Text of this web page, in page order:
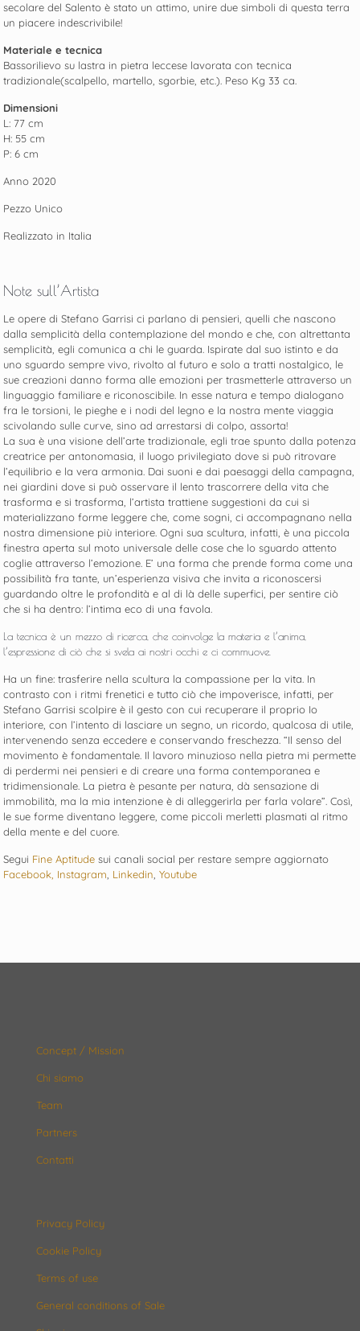
secolare del Salento è stato un attimo, unire due simboli di questa terra
un piacere indescrivibile!
Materiale e tecnica
Bassorilievo su lastra in pietra leccese lavorata con tecnica
tradizionale(scalpello, martello, sgorbie, etc.). Peso Kg 33 ca.
Dimensioni
L: 77 cm
H: 55 cm
P: 6 cm
Anno 2020
Pezzo Unico
Realizzato in Italia
Note sull’Artista
Le opere di Stefano Garrisi ci parlano di pensieri, quelli che nascono
dalla semplicità della contemplazione del mondo e che, con altrettanta
semplicità, egli comunica a chi le guarda. Ispirate dal suo istinto e da
uno sguardo sempre vivo, rivolto al futuro e solo a tratti nostalgico, le
sue creazioni danno forma alle emozioni per trasmetterle attraverso un
linguaggio familiare e riconoscibile. In esse natura e tempo dialogano
fra le torsioni, le pieghe e i nodi del legno e la nostra mente viaggia
scivolando sulle curve, sino ad arrestarsi di colpo, assorta!
La sua è una visione dell’arte tradizionale, egli trae spunto dalla potenza
creatrice per antonomasia, il luogo privilegiato dove si può ritrovare
l’equilibrio e la vera armonia. Dai suoni e dai paesaggi della campagna,
nei giardini dove si può osservare il lento trascorrere della vita che
trasforma e si trasforma, l’artista trattiene suggestioni da cui si
materializzano forme leggere che, come sogni, ci accompagnano nella
nostra dimensione più interiore. Ogni sua scultura, infatti, è una piccola
finestra aperta sul moto universale delle cose che lo sguardo attento
coglie attraverso l’emozione. E’ una forma che prende forma come una
possibilità fra tante, un’esperienza visiva che invita a riconoscersi
guardando oltre le profondità e al di là delle superfici, per sentire ciò
che si ha dentro: l’intima eco di una favola.
La tecnica è un mezzo di ricerca, che coinvolge la materia e l’anima,
l’espressione di ciò che si svela ai nostri occhi e ci commuove.
Ha un fine: trasferire nella scultura la compassione per la vita. In
contrasto con i ritmi frenetici e tutto ciò che impoverisce, infatti, per
Stefano Garrisi scolpire è il gesto con cui recuperare il proprio Io
interiore, con l’intento di lasciare un segno, un ricordo, qualcosa di utile,
intervenendo senza eccedere e conservando freschezza. “Il senso del
movimento è fondamentale. Il lavoro minuzioso nella pietra mi permette
di perdermi nei pensieri e di creare una forma contemporanea e
tridimensionale. La pietra è pesante per natura, dà sensazione di
immobilità, ma la mia intenzione è di alleggerirla per farla volare”. Così,
le sue forme diventano leggere, come piccoli merletti plasmati al ritmo
della mente e del cuore.
Segui Fine Aptitude sui canali social per restare sempre aggiornato
Facebook, Instagram Linkedin ,Youtube
Concept / Mission
Chi siamo
Team
Partners
Contatti
Privacy Policy
Cookie Policy
Terms of use
General conditions of Sale